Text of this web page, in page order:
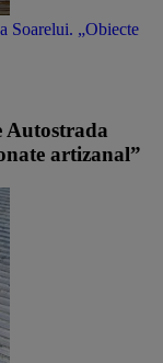
Soarelui. „Obiecte
Autostrada
artizanal”